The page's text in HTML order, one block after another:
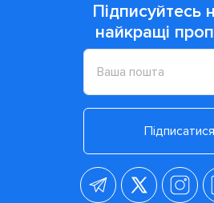
Підписуйтесь
найкращі
Підписатися